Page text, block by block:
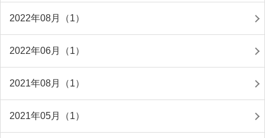
2022年08月（1）
2022年06月（1）
2021年08月（1）
2021年05月（1）